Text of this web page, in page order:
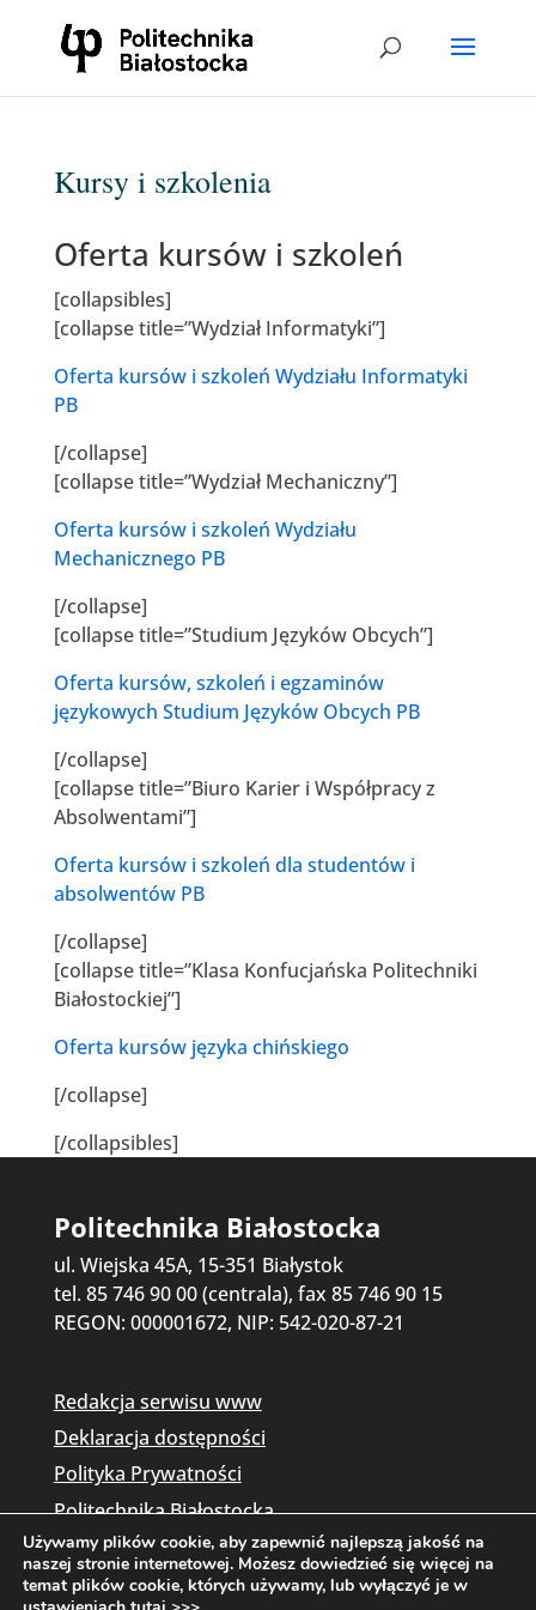
Kursy i szkolenia
Oferta kursów i szkoleń
[collapsibles]
[collapse title=”Wydział Informatyki”]
Oferta kursów i szkoleń Wydziału Informatyki
PB
[/collapse]
[collapse title=”Wydział Mechaniczny”]
Oferta kursów i szkoleń Wydziału
Mechanicznego PB
[/collapse]
[collapse title=”Studium Języków Obcych”]
Oferta kursów, szkoleń i egzaminów
językowych Studium Języków Obcych PB
[/collapse]
[collapse title=”Biuro Karier i Współpracy z
Absolwentami”]
Oferta kursów i szkoleń dla studentów i
absolwentów PB
[/collapse]
[collapse title=”Klasa Konfucjańska Politechniki
Białostockiej”]
Oferta kursów języka chińskiego
[/collapse]
[/collapsibles]
Politechnika Białostocka
ul. Wiejska 45A, 15-351 Białystok
tel. 85 746 90 00 (centrala), fax 85 746 90 15
REGON: 000001672, NIP: 542-020-87-21
Redakcja serwisu www
Deklaracja dostępności
Polityka Prywatności
Politechnika Białostocka
Używamy plików cookie, aby zapewnić najlepszą jakość na
naszej stronie internetowej. Możesz dowiedzieć się więcej na
temat plików cookie, których używamy, lub wyłączyć je w